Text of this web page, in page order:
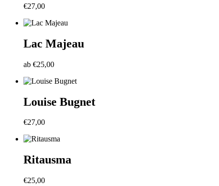
€27,00
Lac Majeau
ab €25,00
Louise Bugnet
€27,00
Ritausma
€25,00